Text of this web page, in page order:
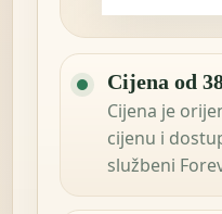
Cijena od
Cijena je
cijenu i
službeni